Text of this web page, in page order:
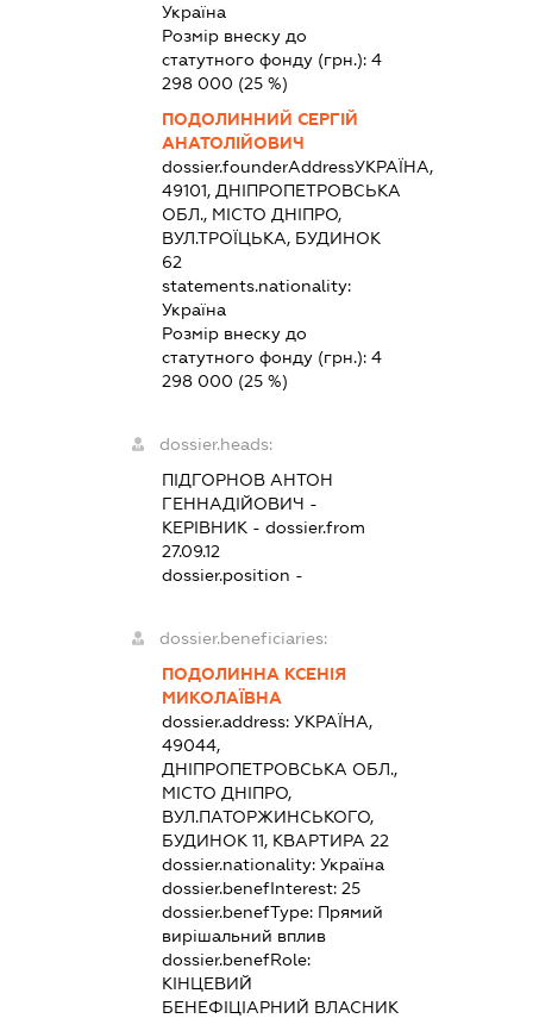
Україна
Розмір внеску до
статутного фонду (грн.):4
298 000 (25 %)
ПОДОЛИННИЙ СЕРГІЙ
АНАТОЛІЙОВИЧ
dossier.founderAddressУКРАЇНА,
49101, ДНІПРОПЕТРОВСЬКА
ОБЛ., МІСТО ДНІПРО,
ВУЛ.ТРОЇЦЬКА, БУДИНОК
62
statements.nationality:
Україна
Розмір внеску до
статутного фонду (грн.):4
298 000 (25 %)
dossier.heads:
ПІДГОРНОВ АНТОН
ГЕННАДІЙОВИЧ -
КЕРІВНИК - dossier.from
27.09.12
dossier.position -
dossier.beneficiaries:
ПОДОЛИННА КСЕНІЯ
МИКОЛАЇВНА
dossier.address:УКРАЇНА,
49044,
ДНІПРОПЕТРОВСЬКА ОБЛ.,
МІСТО ДНІПРО,
ВУЛ.ПАТОРЖИНСЬКОГО,
БУДИНОК 11, КВАРТИРА 22
dossier.nationality:Україна
dossier.benefInterest:25
dossier.benefType: Прямий
вирішальний вплив
dossier.benefRole:
КІНЦЕВИЙ
БЕНЕФІЦІАРНИЙ ВЛАСНИК